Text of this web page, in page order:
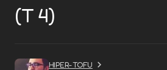
(T 4)
HIPER-TOFU